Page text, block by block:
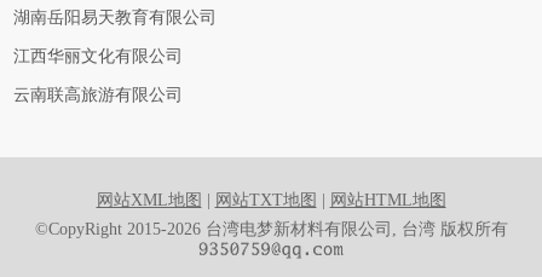
湖南岳阳易天教育有限公司
江西华丽文化有限公司
云南联高旅游有限公司
网站XML地图 网站TXT地图
网站HTML地图
©CopyRight 2015-2026 台湾电梦新材料有限公司, 台湾 版权所有